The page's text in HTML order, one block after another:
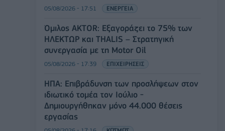
05/08/2026 - 17:51 ΕΝΕΡΓΕΙΑ
Όμιλος AKTOR: Εξαγοράζει το 75% των
ΗΛΕΚΤΩΡ και THALIS – Στρατηγική
συνεργασία με τη Motor Oil
05/08/2026 - 17:39 ΕΠΙΧΕΙΡΗΣΕΙΣ
ΗΠΑ: Επιβράδυνση των προσλήψεων στον
ιδιωτικό τομέα τον Ιούλιο -
Δημιουργήθηκαν μόνο 44.000 θέσεις
εργασίας